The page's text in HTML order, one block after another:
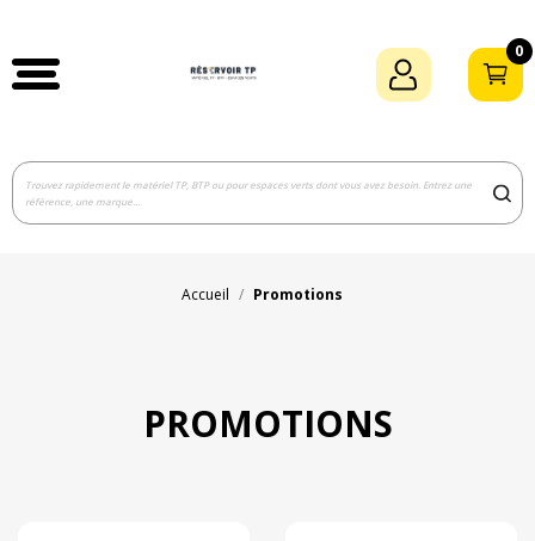
0
Accueil Promotions
PROMOTIONS